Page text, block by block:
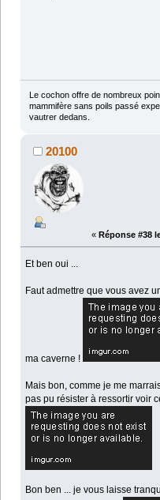
Le cochon offre de nombreux
mammifère sans poils passé
vautrer dedans.
20100
« Réponse #38
Et ben oui ...
Faut admettre que vous avez
ma caverne !
Mais bon, comme je me
pas pu résister à ressortir voir
Bon ben ... je vous laisse